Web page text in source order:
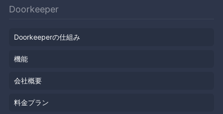
Doorkeeper
Doorkeeperの仕組み
機能
会社概要
料金プラン